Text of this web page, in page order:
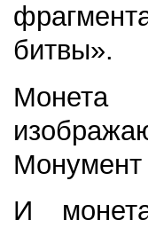
битвы».
И